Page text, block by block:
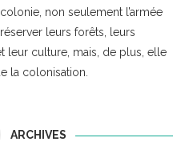
non seulement l’armée
leurs forêts, leurs
leur culture, mais, de plus, elle
la colonisation.
ARCHIVES